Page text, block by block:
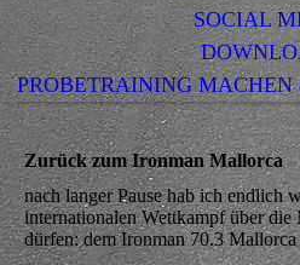
SOCIAL
PROBETRAINING
Zurück zum Ironman Mallorca
nach langer Pause hab ich endlich
internationalen Wettkampf über
dürfen: dem Ironman 70.3